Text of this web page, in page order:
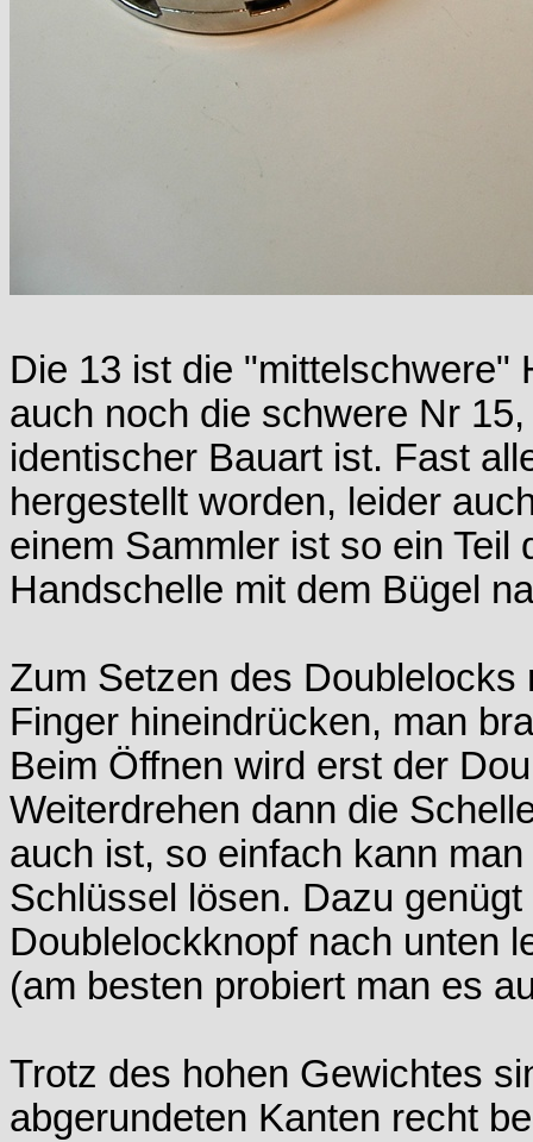
Die 13 ist die "mittelschwere"
auch noch die schwere Nr
identischer Bauart ist. Fast
hergestellt worden, leider
einem Sammler ist so ein
Handschelle mit dem Bügel
Zum Setzen des
Finger hineindrücken, man
Beim Öffnen wird erst der
Weiterdrehen dann die
auch ist, so einfach kann
Schlüssel lösen. Dazu
Doublelockknopf nach unten
(am besten probiert man es
Trotz des hohen Gewichtes
abgerundeten Kanten recht